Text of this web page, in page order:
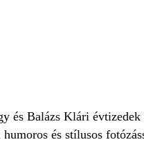
Balázs Klári
és stílusos